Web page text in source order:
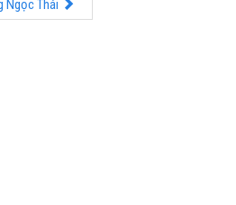
Ngọc Thái